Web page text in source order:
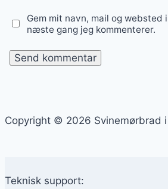
Gem mit navn, mail og websted
næste gang jeg kommenterer.
Copyright © 2026 Svinemørbrad
Teknisk support: